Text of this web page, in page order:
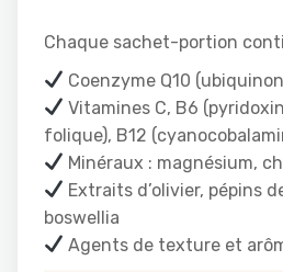
Chaque sachet-portion
Coenzyme Q10
Vitamines C, B6
folique), B12
Minéraux : magnésium,
Extraits d’olivier, pépins
boswellia
Agents de texture et